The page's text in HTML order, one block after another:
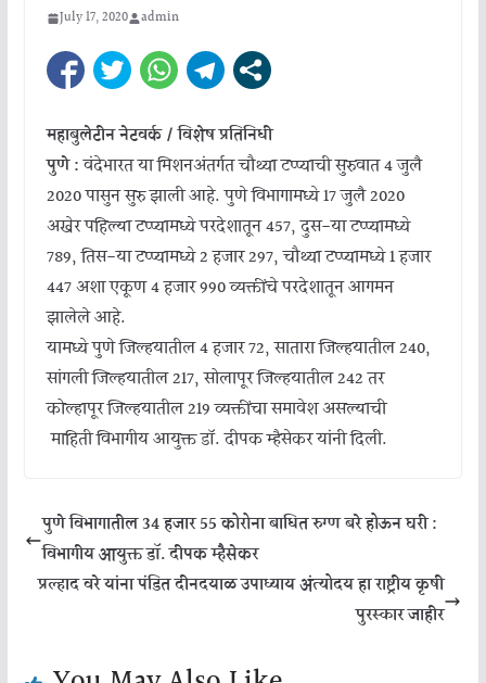
July 17, 2020 admin
महाबुलेटीन नेटवर्क / विशेष प्रतिनिधी
पुणे :वंदेभारत या मिशनअंतर्गत चौथ्या टप्प्याची सुरुवात 4 जुलै
2020 पासुन सुरु झाली आहे. पुणे विभागामध्ये 17 जुलै 2020
अखेर पहिल्या टप्प्यामध्ये परदेशातून 457, दुस-या टप्प्यामध्ये
789, तिस-या टप्प्यामध्ये 2 हजार 297, चौथ्या टप्प्यामध्ये 1 हजार
447 अशा एकूण 4 हजार 990 व्यक्तींचे परदेशातून आगमन
झालेले आहे.
यामध्ये पुणे जिल्हयातील 4 हजार 72, सातारा जिल्हयातील 240,
सांगली जिल्हयातील 217, सोलापूर जिल्हयातील 242 तर
कोल्हापूर जिल्हयातील 219 व्यक्तींचा समावेश असल्याची
माहिती विभागीय आयुक्त डॉ. दीपक म्हैसेकर यांनी दिली.
पुणे विभागातील 34 हजार 55 कोरोना बाधित रुग्ण बरे होऊन घरी :
विभागीय आयुक्त डॉ. दीपक म्हैसेकर
प्रल्हाद वरे यांना पंडित दीनदयाळ उपाध्याय अंत्योदय हा राष्ट्रीय कृषी
पुरस्कार जाहीर